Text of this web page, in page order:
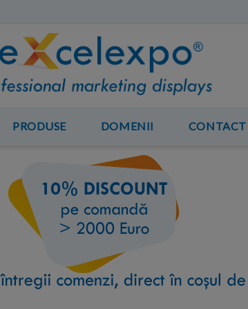
PRODUSE DOMENII CONTACT